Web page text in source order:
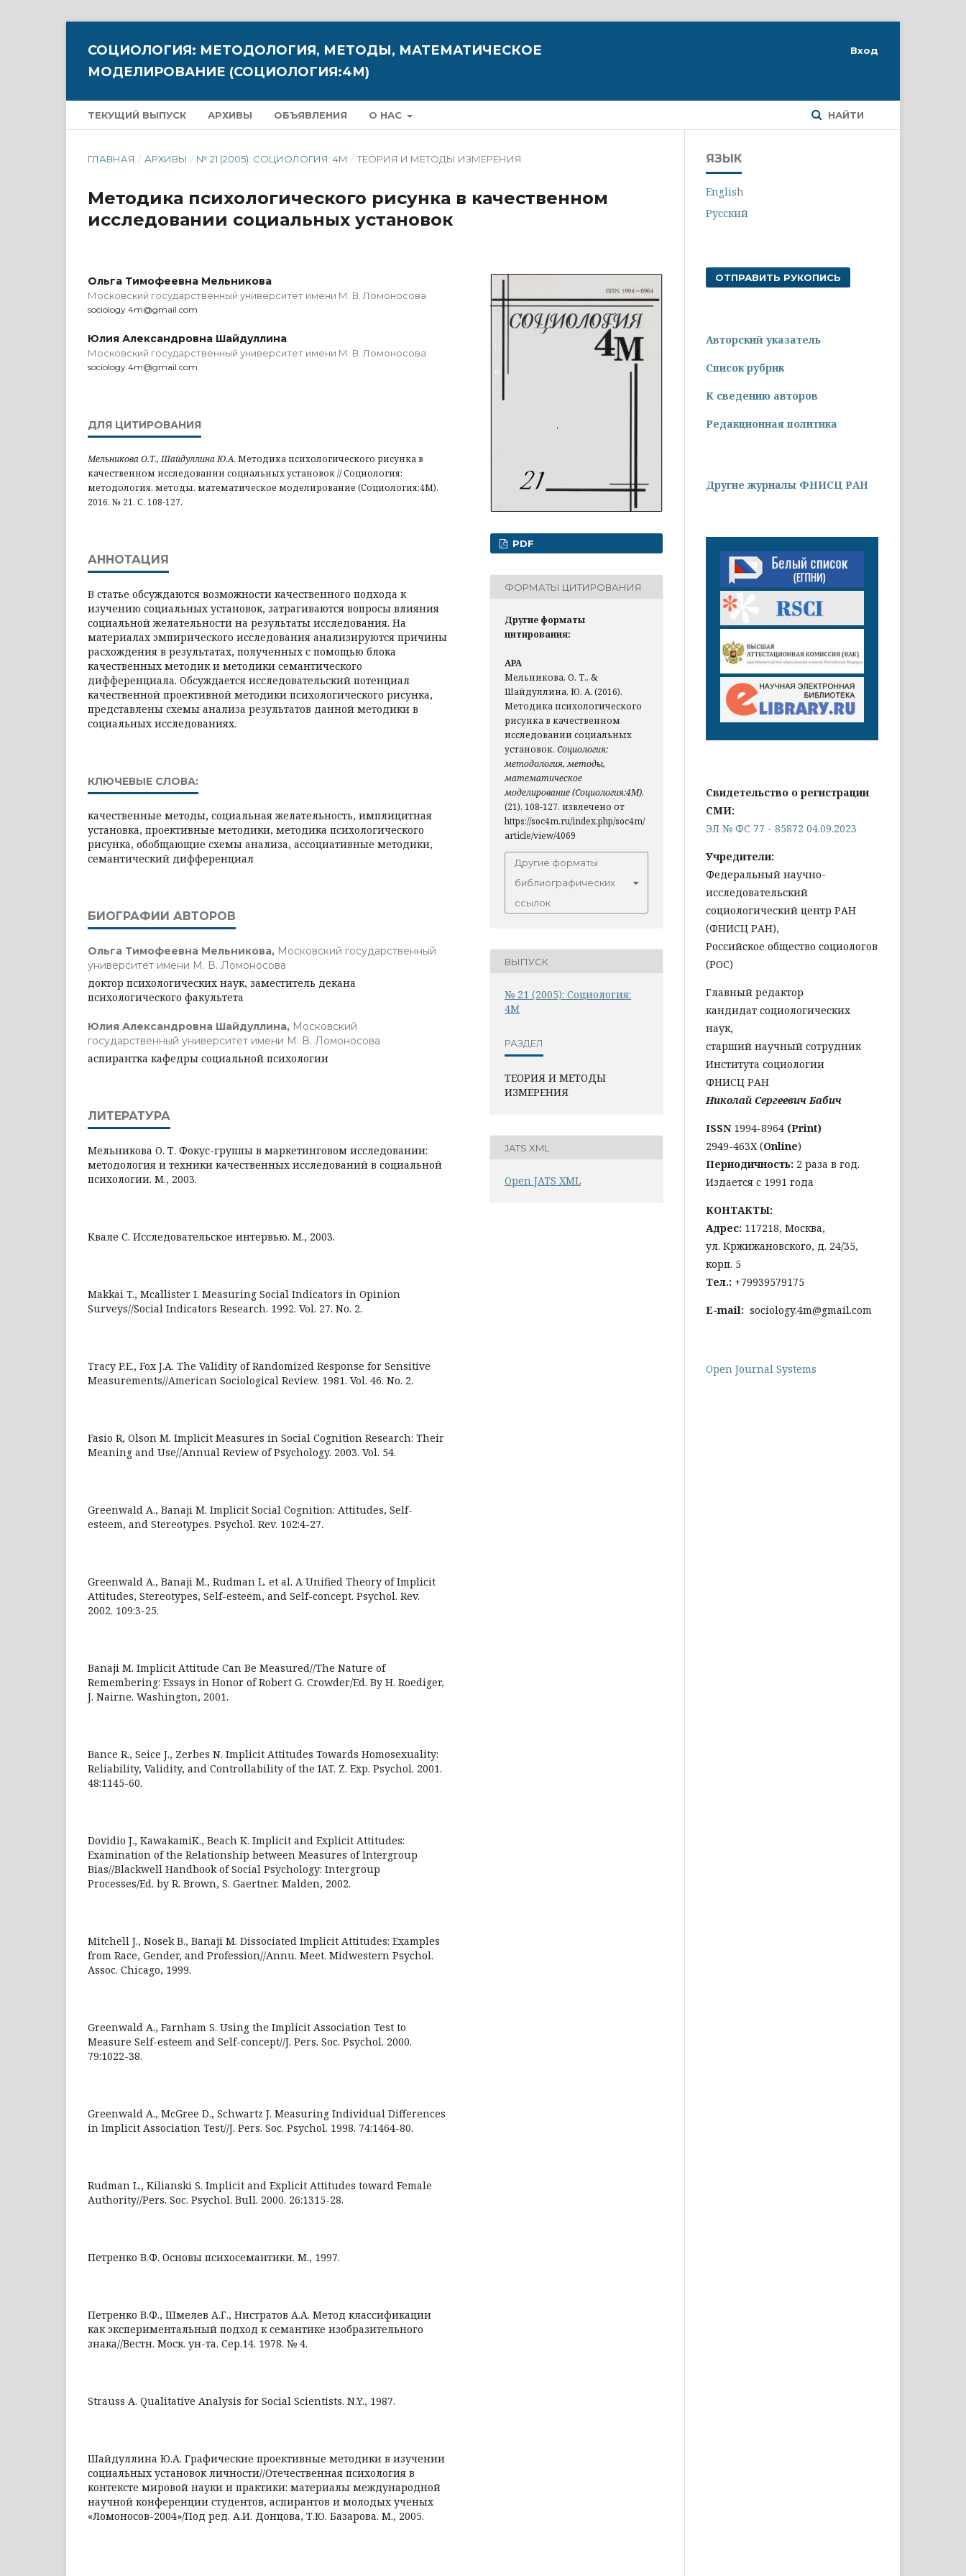
СОЦИОЛОГИЯ: МЕТОДОЛОГИЯ, МЕТОДЫ, МАТЕМАТИЧЕСКОЕ
МОДЕЛИРОВАНИЕ (СОЦИОЛОГИЯ:4М)
ТЕКУЩИЙ ВЫПУСК АРХИВЫ ОБЪЯВЛЕНИЯ О НАС НАЙТИ
Вход
ГЛАВНАЯ / АРХИВЫ / № 21 (2005): СОЦИОЛОГИЯ: 4М / ТЕОРИЯ И МЕТОДЫ ИЗМЕРЕНИЯ
Методика психологического рисунка в качественном
исследовании социальных установок
Ольга Тимофеевна Мельникова
Московский государственный университет имени М. В. Ломоносова
sociology.4m@gmail.com
Юлия Александровна Шайдуллина
Московский государственный университет имени М. В. Ломоносова
sociology.4m@gmail.com
ДЛЯ ЦИТИРОВАНИЯ
Мельникова О.Т., Шайдуллина Ю.А. Методика психологического рисунка в
качественном исследовании социальных установок // Социология:
методология, методы, математическое моделирование (Социология:4М).
2016. № 21. С. 108-127.
АННОТАЦИЯ
В статье обсуждаются возможности качественного подхода к
изучению социальных установок, затрагиваются вопросы влияния
социальной желательности на результаты исследования. На
материалах эмпирического исследования анализируются причины
расхождения в результатах, полученных с помощью блока
качественных методик и методики семантического
дифференциала. Обсуждается исследовательский потенциал
качественной проективной методики психологического рисунка,
представлены схемы анализа результатов данной методики в
социальных исследованиях.
КЛЮЧЕВЫЕ СЛОВА:
качественные методы, социальная желательность, имплицитная
установка, проективные методики, методика психологического
рисунка, обобщающие схемы анализа, ассоциативные методики,
семантический дифференциал
БИОГРАФИИ АВТОРОВ
Ольга Тимофеевна Мельникова, Московский государственный
университет имени М. В. Ломоносова
доктор психологических наук, заместитель декана
психологического факультета
Юлия Александровна Шайдуллина, Московский
государственный университет имени М. В. Ломоносова
аспирантка кафедры социальной психологии
ЛИТЕРАТУРА
Мельникова О. Т. Фокус-группы в маркетинговом исследовании:
методология и техники качественных исследований в социальной
психологии. М., 2003.
Квале С. Исследовательское интервью. М., 2003.
Makkai T., Mcallister I. Measuring Social Indicators in Opinion
Surveys//Social Indicators Research. 1992. Vol. 27. No. 2.
Tracy P.E., Fox J.A. The Validity of Randomized Response for Sensitive
Measurements//American Sociological Review. 1981. Vol. 46. No. 2.
Fasio R, Olson M. Implicit Measures in Social Cognition Research: Their
Meaning and Use//Annual Review of Psychology. 2003. Vol. 54.
Greenwald A., Banaji M. Implicit Social Cognition: Attitudes, Self-
esteem, and Stereotypes. Psychol. Rev. 102:4-27.
Greenwald A., Banaji M., Rudman L. et al. A Unified Theory of Implicit
Attitudes, Stereotypes, Self-esteem, and Self-concept. Psychol. Rev.
2002. 109:3-25.
Banaji M. Implicit Attitude Can Be Measured//The Nature of
Remembering: Essays in Honor of Robert G. Crowder/Ed. By H. Roediger,
J. Nairne. Washington, 2001.
Bance R., Seice J., Zerbes N. Implicit Attitudes Towards Homosexuality:
Reliability, Validity, and Controllability of the IAT. Z. Exp. Psychol. 2001.
48:1145-60.
Dovidio J., KawakamiK., Beach K. Implicit and Explicit Attitudes:
Examination of the Relationship between Measures of Intergroup
Bias//Blackwell Handbook of Social Psychology: Intergroup
Processes/Ed. by R. Brown, S. Gaertner. Malden, 2002.
Mitchell J., Nosek B., Banaji M. Dissociated Implicit Attitudes: Examples
from Race, Gender, and Profession//Annu. Meet. Midwestern Psychol.
Assoc. Chicago, 1999.
Greenwald A., Farnham S. Using the Implicit Association Test to
Measure Self-esteem and Self-concept//J. Pers. Soc. Psychol. 2000.
79:1022-38.
Greenwald A., McGree D., Schwartz J. Measuring Individual Differences
in Implicit Association Test//J. Pers. Soc. Psychol. 1998. 74:1464-80.
Rudman L., Kilianski S. Implicit and Explicit Attitudes toward Female
Authority//Pers. Soc. Psychol. Bull. 2000. 26:1315-28.
Петренко В.Ф. Основы психосемантики. М., 1997.
Петренко В.Ф., Шмелев А.Г., Нистратов А.А. Метод классификации
как экспериментальный подход к семантике изобразительного
знака//Вестн. Моск. ун-та. Сер.14. 1978. № 4.
Strauss A. Qualitative Analysis for Social Scientists. N.Y., 1987.
Шайдуллина Ю.А. Графические проективные методики в изучении
социальных установок личности//Отечественная психология в
контексте мировой науки и практики: материалы международной
научной конференции студентов, аспирантов и молодых ученых
«Ломоносов-2004»/Под ред. А.И. Донцова, Т.Ю. Базарова. М., 2005.
PDF
ФОРМАТЫ ЦИТИРОВАНИЯ
Другие форматы
цитирования:
APA
Мельникова, О. Т., &
Шайдуллина, Ю. А. (2016).
Методика психологического
рисунка в качественном
исследовании социальных
установок. Социология:
методология, методы,
математическое
моделирование (Социология:4М),
(21), 108-127. извлечено от
https://soc4m.ru/index.php/soc4m/
article/view/4069
Другие форматы
библиографических
ссылок
ВЫПУСК
№ 21 (2005): Социология:
4М
РАЗДЕЛ
ТЕОРИЯ И МЕТОДЫ
ИЗМЕРЕНИЯ
JATS XML
Open JATS XML
ЯЗЫК
English
Русский
ОТПРАВИТЬ РУКОПИСЬ
Авторский указатель
Список рубрик
К сведению авторов
Редакционная политика
Другие журналы ФНИСЦ РАН
Свидетельство о регистрации
СМИ:
ЭЛ № ФС 77 - 85872 04.09.2023
Учредители:
Федеральный научно-
исследовательский
социологический центр РАН
(ФНИСЦ РАН),
Российское общество социологов
(РОС)
Главный редактор
кандидат социологических
наук,
старший научный сотрудник
Института социологии
ФНИСЦ РАН
Николай Сергеевич Бабич
ISSN 1994-8964 (Print)
2949-463Х (Online)
Периодичность: 2 раза в год.
Издается с 1991 года
КОНТАКТЫ:
Адрес: 117218, Москва,
ул. Кржижановского, д. 24/35,
корп. 5
Тел.: +79939579175
E-mail: sociology.4m@gmail.com
Open Journal Systems